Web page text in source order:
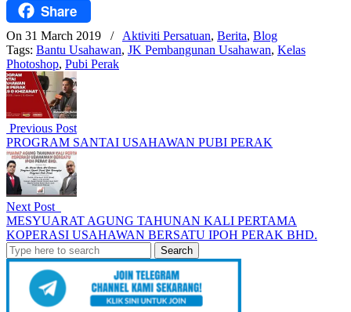
FacebookShare
On 31 March 2019 / Aktiviti Persatuan, Berita, Blog
Tags: Bantu Usahawan, JK Pembangunan Usahawan, Kelas
Photoshop, Pubi Perak
Previous Post
PROGRAM SANTAI USAHAWAN PUBI PERAK
Next Post
MESYUARAT AGUNG TAHUNAN KALI PERTAMA
KOPERASI USAHAWAN BERSATU IPOH PERAK BHD.
Search
for: